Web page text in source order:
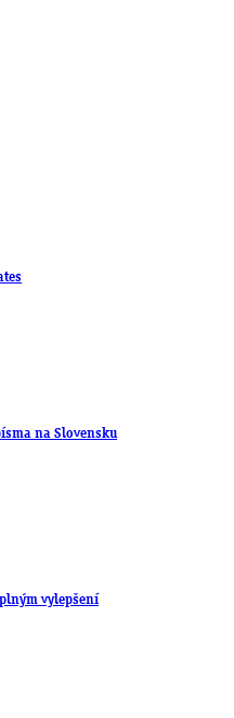
na Slovensku
vylepšení